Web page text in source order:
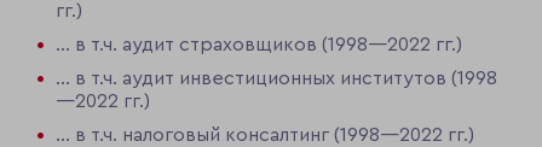
гг.)
... в т.ч. аудит страховщиков (1998—2022 гг.)
... в т.ч. аудит инвестиционных институтов (1998
—2022 гг.)
... в т.ч. налоговый консалтинг (1998—2022 гг.)